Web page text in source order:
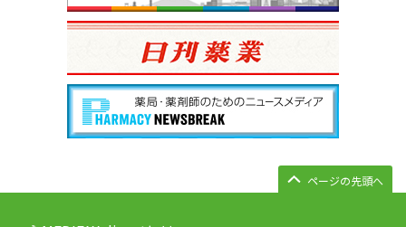
ページの先頭へ